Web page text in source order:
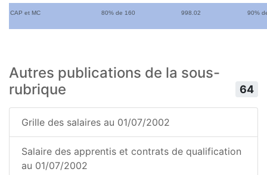
CAP et MC 80% de 160 998.02 90%
Autres publications de la sous-
rubrique
64
Grille des salaires au 01/07/2002
Salaire des apprentis et contrats de qualification
au 01/07/2002